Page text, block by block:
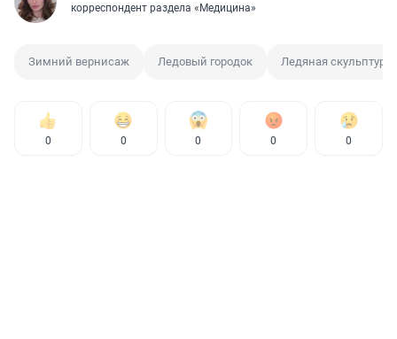
корреспондент раздела «Медицина»
Зимний вернисаж Ледовый городок Ледяная скульптура
0 0 0 0 0